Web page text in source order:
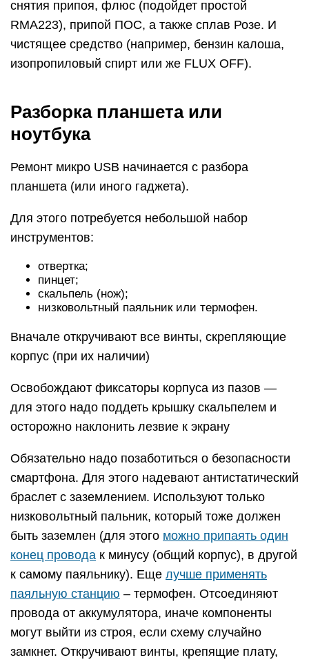
снятия припоя, флюс (подойдет простой
RMA223), припой ПОС, а также сплав Розе. И
чистящее средство (например, бензин калоша,
изопропиловый спирт или же FLUX OFF).
Разборка планшета или
ноутбука
Ремонт микро USB начинается с разбора
планшета (или иного гаджета).
Для этого потребуется небольшой набор
инструментов:
отвертка;
пинцет;
скальпель (нож);
низковольтный паяльник или термофен.
Вначале откручивают все винты, скрепляющие
корпус (при их наличии)
Освобождают фиксаторы корпуса из пазов —
для этого надо поддеть крышку скальпелем и
осторожно наклонить лезвие к экрану
Обязательно надо позаботиться о безопасности
смартфона. Для этого надевают антистатический
браслет с заземлением. Используют только
низковольтный пальник, который тоже должен
быть заземлен (для этого можно припаять один
конец провода к минусу (общий корпус), в другой
к самому паяльнику). Еще лучше применять
паяльную станцию – термофен. Отсоединяют
провода от аккумулятора, иначе компоненты
могут выйти из строя, если схему случайно
замкнет. Откручивают винты, крепящие плату,